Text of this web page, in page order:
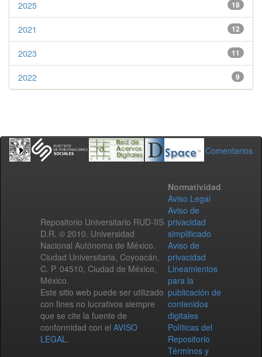
18
2025
12
2021
11
2023
9
2022
Comentarios
Repositorio Universitario RUD-IIS
D.R. © 2010. Universidad
Nacional Autónoma de México.
Ciudad Universitaria, Coyoacán,
C. P. 04510, Ciudad de México,
México.
Este sitio web puede ser utilizado
con fines no lucrativos siempre
que se cite la fuente de
conformidad con el AVISO
LEGAL.
Normatividad
Aviso Legal
Aviso de
privacidad
simplificado
Aviso de
privacidad
Lineamientos
para la
publicación de
contenidos
digitales
Políticas del
Repositorio
Términos y